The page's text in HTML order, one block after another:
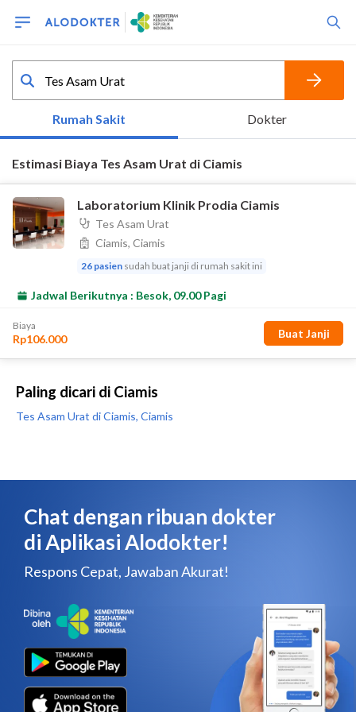
Paling dicari di Ciamis
Tes Asam Urat di Ciamis, Ciamis